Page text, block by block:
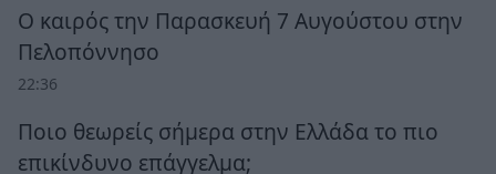
Ο καιρός την Παρασκευή 7 Αυγούστου στην
Πελοπόννησο
22:36
Ποιο θεωρείς σήμερα στην Ελλάδα το πιο
επικίνδυνο επάγγελμα;